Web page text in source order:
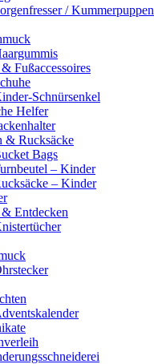
/ Kummerpuppen
Fußaccessoires
Schnürsenkel
Helfer
& Rucksäcke
Bags
– Kinder
– Kinder
Entdecken